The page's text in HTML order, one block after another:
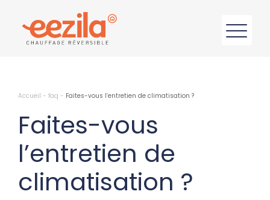
Accueil - faq - Faites-vous l’entretien de climatisation ?
Faites-vous
l’entretien de
climatisation ?